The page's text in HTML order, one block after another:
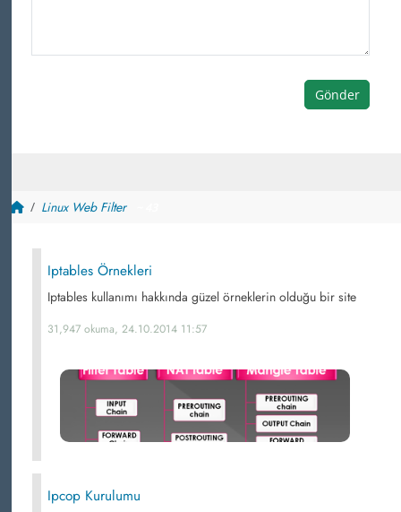
Gönder
Linux Web Filter
Iptables Örnekleri
Iptables kullanımı hakkında güzel örneklerin olduğu bir site
31,947 okuma, 24.10.2014 11:57
Ipcop Kurulumu